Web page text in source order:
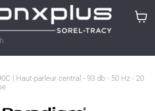
| Haut-parleur central - 93 db - 50 Hz - 20